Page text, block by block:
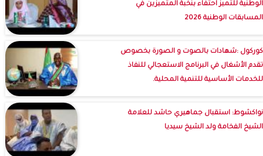
الوطنية للتميز احتفاء بنخبة المتميزين في
المسابقات الوطنية 2026
كوركول :شهادات بالصوت و الصورة بخصوص
تقدم الأشغال في البرنامج الاستعجالي للنفاذ
للخدمات الأساسية للتنمية المحلية.
نواكشوط: استقبال جماهيري حاشد للعلامة
الشيخ الفخامة ولد الشيخ سيديا